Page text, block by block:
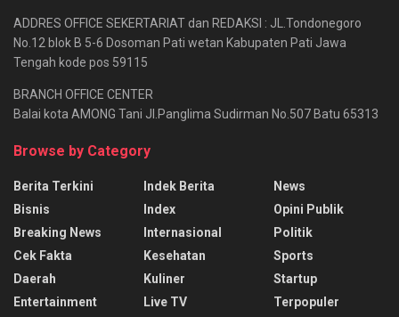
ADDRES OFFICE SEKERTARIAT dan REDAKSI : JL.Tondonegoro
No.12 blok B 5-6 Dosoman Pati wetan Kabupaten Pati Jawa
Tengah kode pos 59115
BRANCH OFFICE CENTER
Balai kota AMONG Tani Jl.Panglima Sudirman No.507 Batu 65313
Browse by Category
Berita Terkini
Bisnis
Breaking News
Cek Fakta
Daerah
Entertainment
Indek Berita
Index
Internasional
Kesehatan
Kuliner
Live TV
News
Opini Publik
Politik
Sports
Startup
Terpopuler